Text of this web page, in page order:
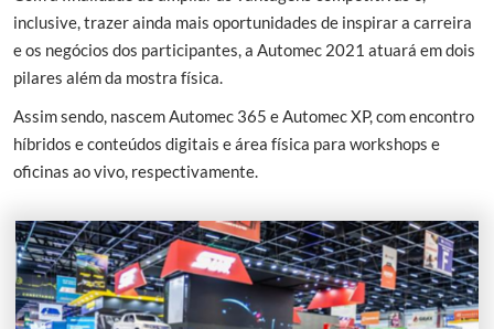
inclusive, trazer ainda mais oportunidades de inspirar a carreira
e os negócios dos participantes, a Automec 2021 atuará em dois
pilares além da mostra física.
Assim sendo, nascem Automec 365 e Automec XP, com encontro
híbridos e conteúdos digitais e área física para workshops e
oficinas ao vivo, respectivamente.